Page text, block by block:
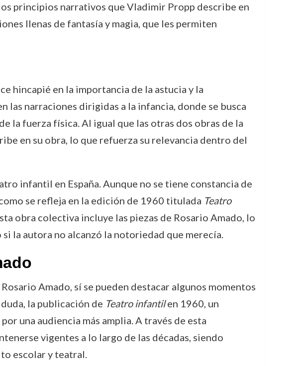
principios narrativos que Vladimir Propp describe en
llenas de fantasía y magia, que les permiten
hincapié en la importancia de la astucia y la
las narraciones dirigidas a la infancia, donde se busca
la fuerza física. Al igual que las otras dos obras de la
en su obra, lo que refuerza su relevancia dentro del
infantil en España. Aunque no se tiene constancia de
se refleja en la edición de 1960 titulada Teatro
obra colectiva incluye las piezas de Rosario Amado, lo
la autora no alcanzó la notoriedad que merecía.
Amado, sí se pueden destacar algunos momentos
la publicación de Teatro infantilen 1960, un
una audiencia más amplia. A través de esta
vigentes a lo largo de las décadas, siendo
escolar y teatral.